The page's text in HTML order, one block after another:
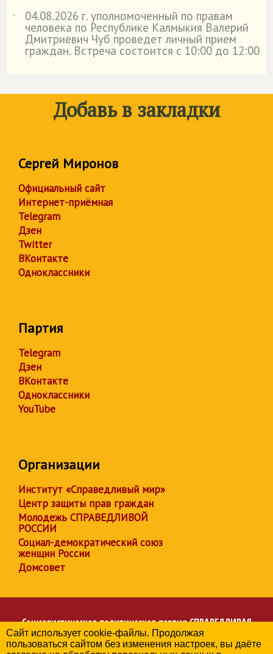
˙
04.08.2026 г. уполномоченный по правам
человека по Республике Калмыкия Валерий
Дмитриевич Чуб проведет личный прием
граждан. Встреча состоится с 10:00 до 12:00
Добавь в закладки
Сергей Миронов
Официальный сайт
Интернет-приёмная
Telegram
Дзен
Twitter
ВКонтакте
Одноклассники
Партия
Telegram
Дзен
ВКонтакте
Одноклассники
YouTube
Организации
Институт «Справедливый мир»
Центр защиты прав граждан
Молодежь СПРАВЕДЛИВОЙ
РОССИИ
Социал-демократический союз
женщин России
Домсовет
Социалистическая политическая партияСПРАВЕДЛИВАЯ
РОССИЯ
Региональное отделение партии в Республике Калмыкия
Сайт использует cookie-файлы. Продолжая
пользоваться сайтом без изменения настроек, вы даёте